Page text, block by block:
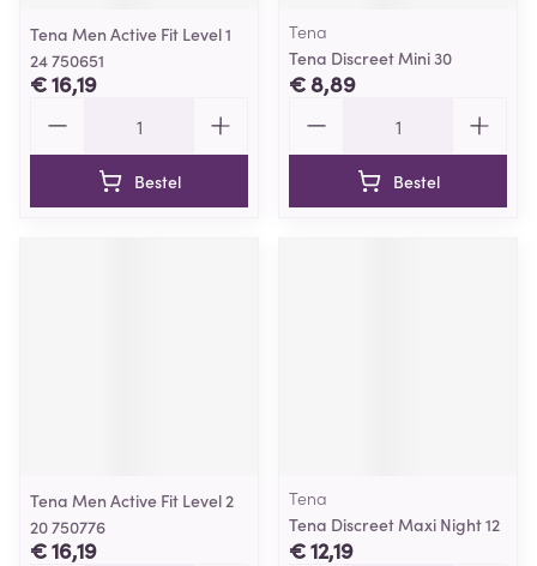
Tena Men Active Fit Level 1
24 750651
€ 16,19
Bestel
Tena
Tena Discreet Mini 30
€ 8,89
Bestel
Tena Men Active Fit Level 2
20 750776
€ 16,19
Tena
Tena Discreet Maxi Night 12
€ 12,19